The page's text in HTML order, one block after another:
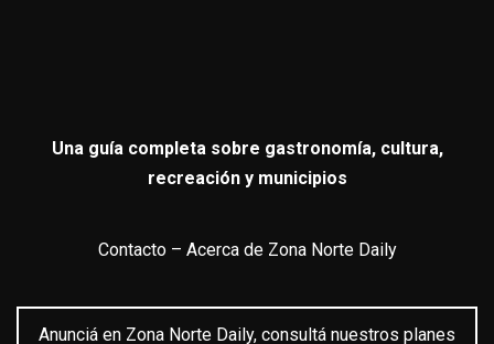
Una guía completa sobre gastronomía, cultura,
recreación y municipios
Contacto– Acerca de Zona Norte Daily
Anunciá en Zona Norte Daily, consultá nuestros planes